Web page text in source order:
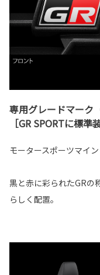
専用グレードマーク
［GR SPORTに標準
モータースポーツマイン
黒と赤に彩られたGRの
らしく配置。